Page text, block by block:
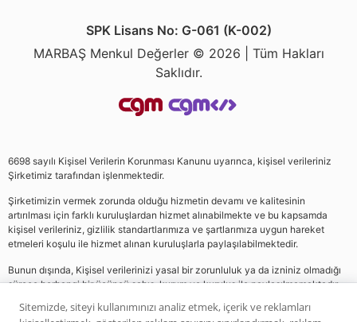
SPK Lisans No: G-061 (K-002)
MARBAŞ Menkul Değerler © 2026 | Tüm Hakları
Saklıdır.
6698 sayılı Kişisel Verilerin Korunması Kanunu uyarınca, kişisel verileriniz
Şirketimiz tarafından işlenmektedir.
Şirketimizin vermek zorunda olduğu hizmetin devamı ve kalitesinin
artırılması için farklı kuruluşlardan hizmet alınabilmekte ve bu kapsamda
kişisel verileriniz, gizlilik standartlarımıza ve şartlarımıza uygun hareket
etmeleri koşulu ile hizmet alınan kuruluşlarla paylaşılabilmektedir.
Bunun dışında, Kişisel verilerinizi yasal bir zorunluluk ya da izniniz olmadığı
sürece herhangi bir üçüncü şahıs, kurum ve kuruluş ile paylaşılmamaktadır.
Sitemizde, siteyi kullanımınızı analiz etmek, içerik ve reklamları